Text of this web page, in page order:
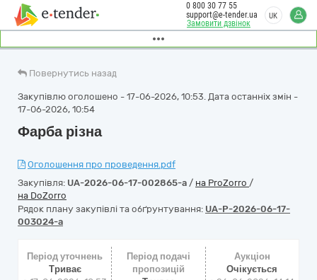
Замовити дзвінок
0 800 30 77 55
support@e-tender.ua
UK
Повернутись назад
Закупівлю оголошено - 17-06-2026, 10:53. Дата останніх змін -
17-06-2026, 10:54
Фарба різна
Оголошення про проведення.pdf
Закупівля: UA-2026-06-17-002865-a / на ProZorro /
на DoZorro
Рядок плану закупівлі та обґрунтування: UA-P-2026-06-17-
003024-a
Період уточнень
Триває
Період подачі
пропозицій
Аукціон
Очікується